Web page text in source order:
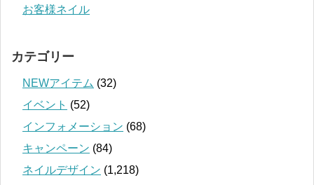
お客様ネイル
カテゴリー
NEWアイテム (32)
イベント (52)
インフォメーション (68)
キャンペーン (84)
ネイルデザイン (1,218)